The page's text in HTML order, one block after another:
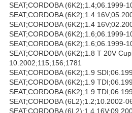
SEAT;CORDOBA (6K2);1.4;06.1999-
SEAT;CORDOBA (6K2);1.4
SEAT;CORDOBA (6K2);1.4
SEAT;CORDOBA (6K2);1.6;06.1999-
SEAT;CORDOBA (6K2);1.6;06.1999-
SEAT;CORDOBA (6K2);1.8 T 20V
10.2002;115;156;1781
SEAT;CORDOBA (6K2);1.9
SEAT;CORDOBA (6K2);1.9
SEAT;CORDOBA (6K2);1.9
SEAT;CORDOBA (6L2);1.2;10.2002-
SEAT;CORDOBA (6L2);1.4